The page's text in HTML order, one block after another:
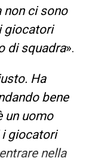
non ci sono
giocatori
di squadra».
Ha
bene
un uomo
i giocatori
nella